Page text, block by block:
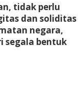
tidak perlu
dan soliditas
negara,
segala bentuk